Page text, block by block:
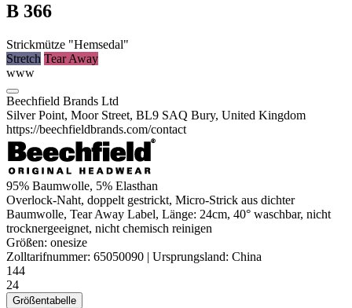
B 366
Strickmütze "Hemsedal"
Stretch Tear Away
www
Beechfield Brands Ltd
Silver Point, Moor Street, BL9 SAQ Bury, United Kingdom
https://beechfieldbrands.com/contact
95% Baumwolle, 5% Elasthan
Overlock-Naht, doppelt gestrickt, Micro-Strick aus dichter
Baumwolle, Tear Away Label, Länge: 24cm, 40° waschbar, nicht
trocknergeeignet, nicht chemisch reinigen
Größen: onesize
Zolltarifnummer: 65050090 | Ursprungsland: China
144
24
Größentabelle